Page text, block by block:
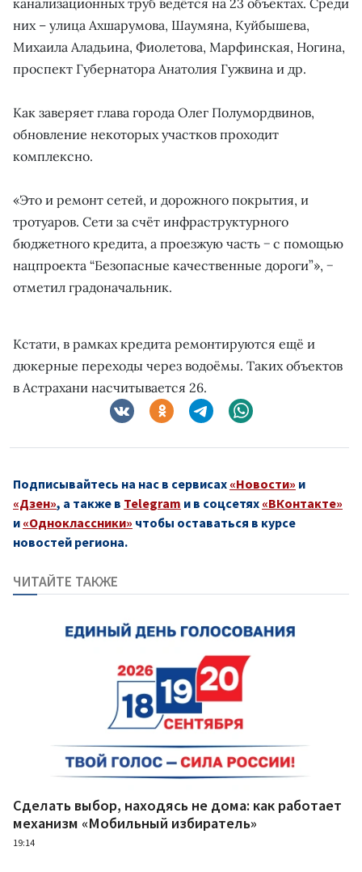
них – улица Ахшарумова, Шаумяна, Куйбышева,
Михаила Аладьина, Фиолетова, Марфинская, Ногина,
проспект Губернатора Анатолия Гужвина и др.
Как заверяет глава города Олег Полумордвинов,
обновление некоторых участков проходит
комплексно.
«Это и ремонт сетей, и дорожного покрытия, и
тротуаров. Сети за счёт инфраструктурного
бюджетного кредита, а проезжую часть − с помощью
нацпроекта “Безопасные качественные дороги”», −
отметил градоначальник.
Кстати, в рамках кредита ремонтируются ещё и
дюкерные переходы через водоёмы. Таких объектов
в Астрахани насчитывается 26.
Подписывайтесь на нас в сервисах «Новости» и
«Дзен», а также в Telegram и в соцсетях «ВКонтакте»
и «Одноклассники» чтобы оставаться в курсе
новостей региона.
ЧИТАЙТЕ ТАКЖЕ
Сделать выбор, находясь не дома: как работает
механизм «Мобильный избиратель»
19:14